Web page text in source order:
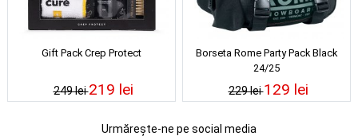
Gift Pack Crep Protect
249 lei219 lei
Borseta Rome Party Pack Black
24/25
229 lei129 lei
Urmărește-ne pe social media